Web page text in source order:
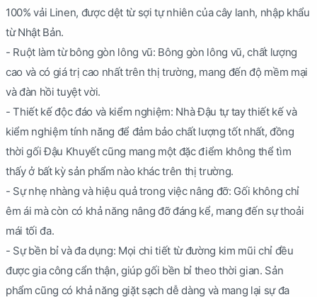
100% vải Linen, được dệt từ sợi tự nhiên của cây lanh, nhập khẩu
từ Nhật Bản.
- Ruột làm từ bông gòn lông vũ: Bông gòn lông vũ, chất lượng
cao và có giá trị cao nhất trên thị trường, mang đến độ mềm mại
và đàn hồi tuyệt vời.
- Thiết kế độc đáo và kiểm nghiệm: Nhà Đậu tự tay thiết kế và
kiểm nghiệm tính năng để đảm bảo chất lượng tốt nhất, đồng
thời gối Đậu Khuyết cũng mang một đặc điểm không thể tìm
thấy ở bất kỳ sản phẩm nào khác trên thị trường.
- Sự nhẹ nhàng và hiệu quả trong việc nâng đỡ: Gối không chỉ
êm ái mà còn có khả năng nâng đỡ đáng kể, mang đến sự thoải
mái tối đa.
- Sự bền bỉ và đa dụng: Mọi chi tiết từ đường kim mũi chỉ đều
được gia công cẩn thận, giúp gối bền bỉ theo thời gian. Sản
phẩm cũng có khả năng giặt sạch dễ dàng và mang lại sự đa